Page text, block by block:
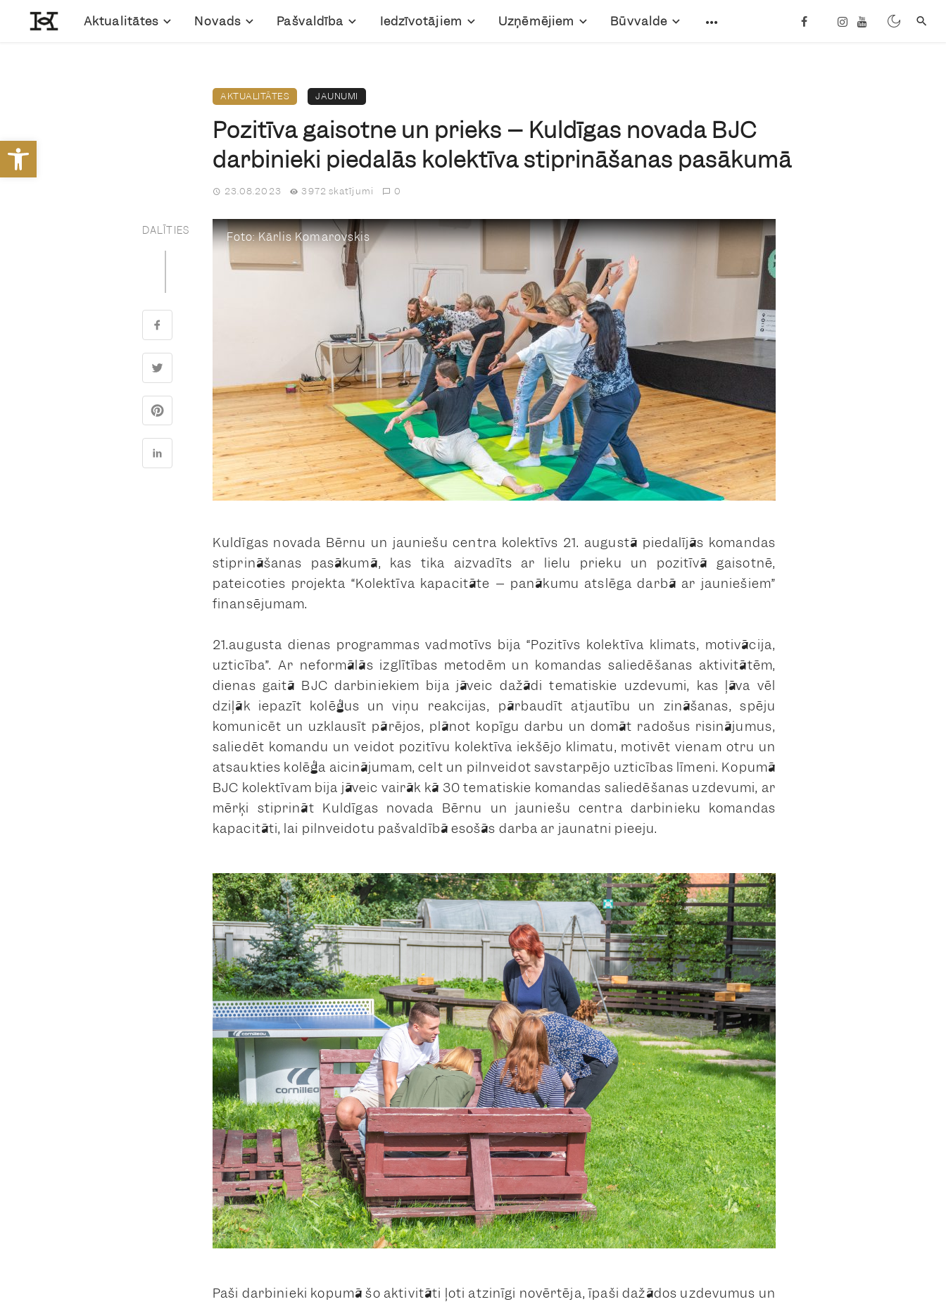
Open toolbar
Aktualitātes Novads Pašvaldība Iedzīvotājiem Uzņēmējiem Būvvalde
AKTUALITĀTES JAUNUMI
Pozitīva gaisotne un prieks – Kuldīgas novada BJC
darbinieki piedalās kolektīva stiprināšanas pasākumā
23.08.2023 3972 skatījumi 0
DALĪTIES Foto: Kārlis Komarovskis
Kuldīgas novada Bērnu un jauniešu centra kolektīvs 21. augustā piedalījās komandas
stiprināšanas pasākumā, kas tika aizvadīts ar lielu prieku un pozitīvā gaisotnē,
pateicoties projekta “Kolektīva kapacitāte – panākumu atslēga darbā ar jauniešiem”
finansējumam.
21.augusta dienas programmas vadmotīvs bija “Pozitīvs kolektīva klimats, motivācija,
uzticība”. Ar neformālās izglītības metodēm un komandas saliedēšanas aktivitātēm,
dienas gaitā BJC darbiniekiem bija jāveic dažādi tematiskie uzdevumi, kas ļāva vēl
dziļāk iepazīt kolēģus un viņu reakcijas, pārbaudīt atjautību un zināšanas, spēju
komunicēt un uzklausīt pārējos, plānot kopīgu darbu un domāt radošus risinājumus,
saliedēt komandu un veidot pozitīvu kolektīva iekšējo klimatu, motivēt vienam otru un
atsaukties kolēģa aicinājumam, celt un pilnveidot savstarpējo uzticības līmeni. Kopumā
BJC kolektīvam bija jāveic vairāk kā 30 tematiskie komandas saliedēšanas uzdevumi, ar
mērķi stiprināt Kuldīgas novada Bērnu un jauniešu centra darbinieku komandas
kapacitāti, lai pilnveidotu pašvaldībā esošās darba ar jaunatni pieeju.
Paši darbinieki kopumā šo aktivitāti ļoti atzinīgi novērtēja, īpaši dažādos uzdevumus un